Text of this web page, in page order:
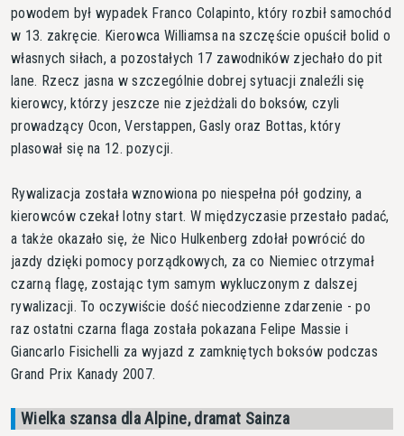
powodem był wypadek Franco Colapinto, który rozbił samochód
w 13. zakręcie. Kierowca Williamsa na szczęście opuścił bolid o
własnych siłach, a pozostałych 17 zawodników zjechało do pit
lane. Rzecz jasna w szczególnie dobrej sytuacji znaleźli się
kierowcy, którzy jeszcze nie zjeżdżali do boksów, czyli
prowadzący Ocon, Verstappen, Gasly oraz Bottas, który
plasował się na 12. pozycji.
Rywalizacja została wznowiona po niespełna pół godziny, a
kierowców czekał lotny start. W międzyczasie przestało padać,
a także okazało się, że Nico Hulkenberg zdołał powrócić do
jazdy dzięki pomocy porządkowych, za co Niemiec otrzymał
czarną flagę, zostając tym samym wykluczonym z dalszej
rywalizacji. To oczywiście dość niecodzienne zdarzenie - po
raz ostatni czarna flaga została pokazana Felipe Massie i
Giancarlo Fisichelli za wyjazd z zamkniętych boksów podczas
Grand Prix Kanady 2007.
Wielka szansa dla Alpine, dramat Sainza